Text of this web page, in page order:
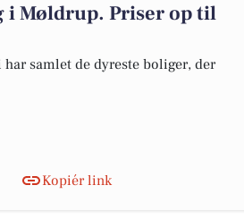
i Møldrup. Priser op til
samlet de dyreste boliger, der
Kopiér link